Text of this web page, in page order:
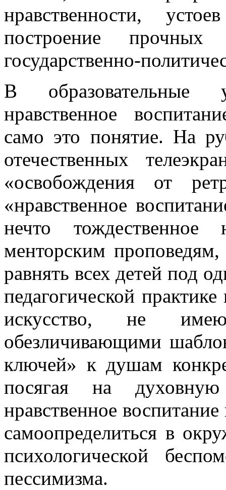
нравственности,
построение
государственно-
В образовательные
нравственное
само это понятие. На
отечественных
«освобождения от
«нравственное
нечто тождественное
менторским
равнять всех детей под
педагогической
искусство, не
обезличивающими
ключей» к душам
посягая на
нравственное
самоопределиться в
психологической
пессимизма.